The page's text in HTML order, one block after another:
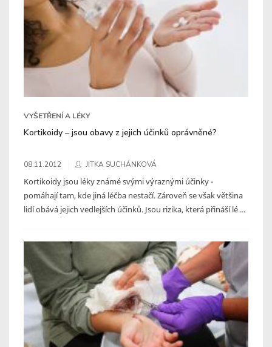
VYŠETŘENÍ A LÉKY
Kortikoidy – jsou obavy z jejich účinků oprávněné?
08.11.2012 JITKA SUCHÁNKOVÁ
Kortikoidy jsou léky známé svými výraznými účinky -
pomáhají tam, kde jiná léčba nestačí. Zároveň se však většina
lidí obává jejich vedlejších účinků. Jsou rizika, která přináší lé ...